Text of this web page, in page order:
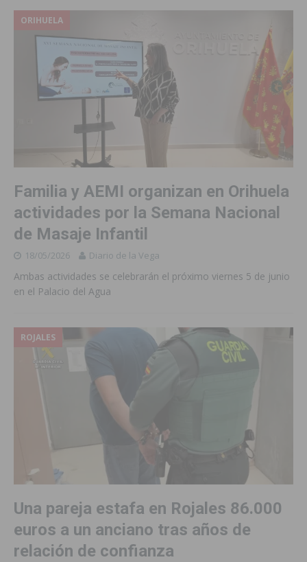
ORIHUELA
Familia y AEMI organizan en Orihuela
actividades por la Semana Nacional
de Masaje Infantil
18/05/2026 Diario de la Vega
Ambas actividades se celebrarán el próximo viernes 5 de junio
en el Palacio del Agua
ROJALES
Una pareja estafa en Rojales 86.000
euros a un anciano tras años de
relación de confianza